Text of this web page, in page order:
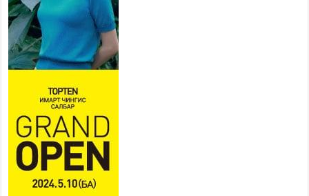
дэлхийд сурталчлах “Дэлхийн
адууны өдөр”-т 15000 морьтон
оролцож байна
2026 оны 7 сар 15 / 11 цаг 51 минут
Шагайн харвааны насанд хүрэгчдийн багийн
шилдгүүд шалгарав
2026 оны 7 сар 15 / 11 цаг 45 минут
Үндэсний их баяр наадмын сур харвааны
шагналыг нийслэлийн Засаг дарга бөгөөд
Улаанбаатар хотын Захирагч Б.Пүрэвдагва
гардууллаа
2026 оны 7 сар 15 / 11 цаг 41 минут